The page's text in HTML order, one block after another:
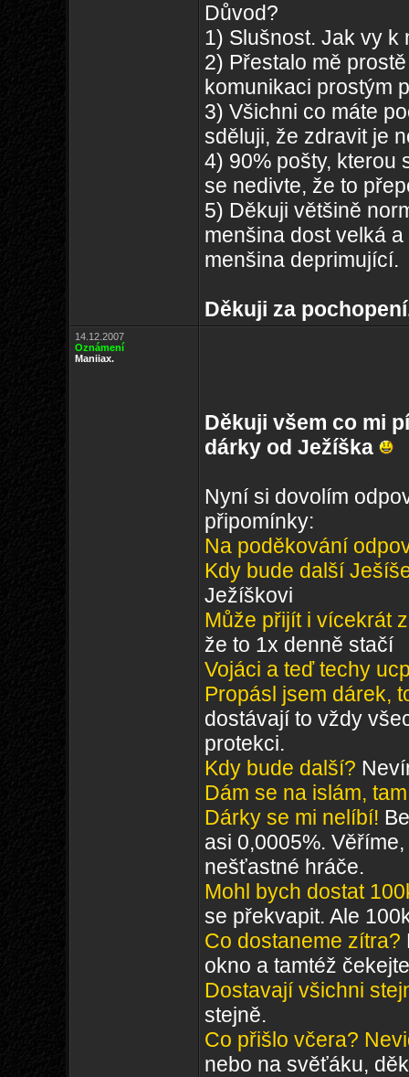
Důvod?
1) Slušnost. Jak vy k
2) Přestalo mě
komunikaci prostým
3) Všichni co máte
sděluji, že zdravit je
4) 90% pošty, kterou
se nedivte, že to
5) Děkuji většině
menšina dost velká
menšina deprimující.
Děkuji za
14.12.2007
Oznámení
Maniiax.
Děkuji všem co mi
dárky od Ježíška
Nyní si dovolím
připomínky:
Na poděkování
Kdy bude další
Ježíškovi
Může přijít i vícekrát
že to 1x denně stačí
Vojáci a teď techy
Propásl jsem dárek,
dostávají to vždy
protekci.
Kdy bude další?
Dám se na islám,
Dárky se mi nelíbí!
asi 0,0005%.
nešťastné hráče.
Mohl bych dostat
se překvapit. Ale
Co dostaneme zítra?
okno a tamtéž
Dostavají všichni
stejně.
Co přišlo včera?
nebo na svěťáku,